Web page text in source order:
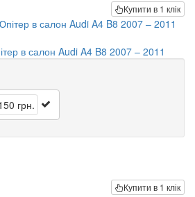
Купити в 1 клік
в салон Audi A4 B8 2007 – 2011
Купити в 1 клік